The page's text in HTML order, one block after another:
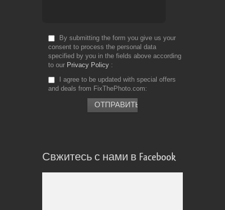
By submitting the form you give us your
consent to process the personal data
specified by you in the fields above according
to our Privacy Policy
I agree to be updated with special offers
and deals from FixThePhoto.com
Свжитесь с нами в Facebook